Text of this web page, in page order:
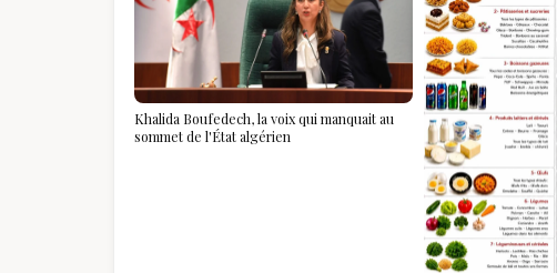
Khalida Boufedech, la voix qui manquait au
sommet de l'État algérien